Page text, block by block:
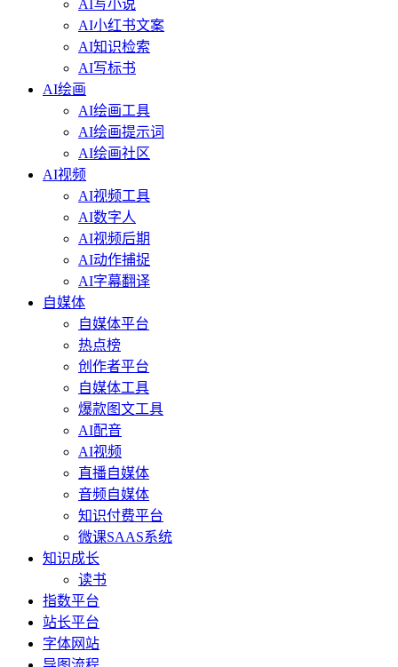
AI写小说
AI小红书文案
AI知识检索
AI写标书
AI绘画
AI绘画工具
AI绘画提示词
AI绘画社区
AI视频
AI视频工具
AI数字人
AI视频后期
AI动作捕捉
AI字幕翻译
自媒体
自媒体平台
热点榜
创作者平台
自媒体工具
爆款图文工具
AI配音
AI视频
直播自媒体
音频自媒体
知识付费平台
微课SAAS系统
知识成长
读书
指数平台
站长平台
字体网站